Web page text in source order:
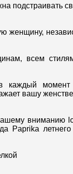
подстраивать
женщину,
всем
каждый
вашу
вниманию
Paprika летнего